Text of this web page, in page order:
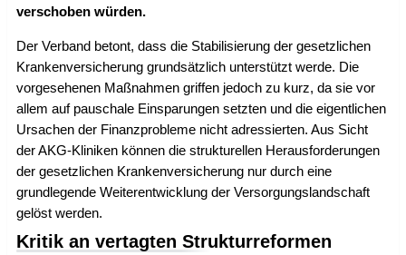
verschoben würden.
Der Verband betont, dass die Stabilisierung der gesetzlichen
Krankenversicherung grundsätzlich unterstützt werde. Die
vorgesehenen Maßnahmen griffen jedoch zu kurz, da sie vor
allem auf pauschale Einsparungen setzten und die eigentlichen
Ursachen der Finanzprobleme nicht adressierten. Aus Sicht
der AKG-Kliniken können die strukturellen Herausforderungen
der gesetzlichen Krankenversicherung nur durch eine
grundlegende Weiterentwicklung der Versorgungslandschaft
gelöst werden.
Kritik an vertagten Strukturreformen